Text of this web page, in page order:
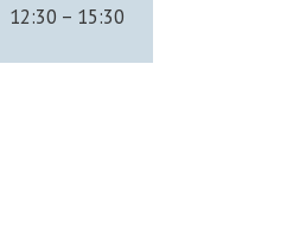
12:30 – 15:30